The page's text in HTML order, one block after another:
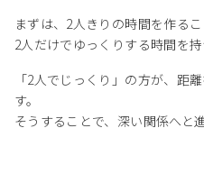
まずは、2人きりの時間を作るこ
2人だけでゆっくりする時間を持
「2人でじっくり」の方が、距
す。
そうすることで、深い関係へと